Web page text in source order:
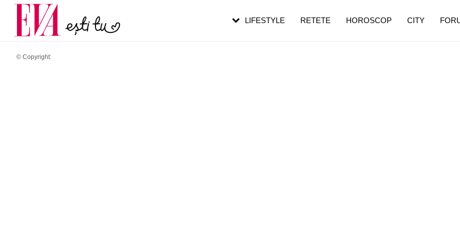
© Copyright:
LIFESTYLE RETETE HOROSCOP CITY
Carieră
Actualitate
pe măsură ce înaintezi în vârstă
de dureroasă este investigația